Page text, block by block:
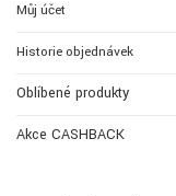
Můj účet
Historie objednávek
Oblíbené produkty
Akce CASHBACK